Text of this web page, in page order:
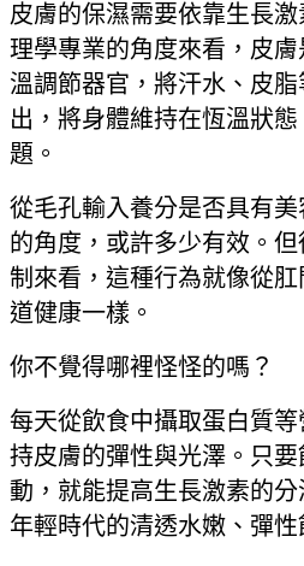
皮膚的保濕需要依靠生長
理學專業的角度來看，皮
溫調節器官，將汗水、皮
出，將身體維持在恆溫狀
題。
從毛孔輸入養分是否具有
的角度，或許多少有效。
制來看，這種行為就像從
道健康一樣。
你不覺得哪裡怪怪的嗎？
每天從飲食中攝取蛋白質
持皮膚的彈性與光澤。只
動，就能提高生長激素的分
年輕時代的清透水嫩、彈性